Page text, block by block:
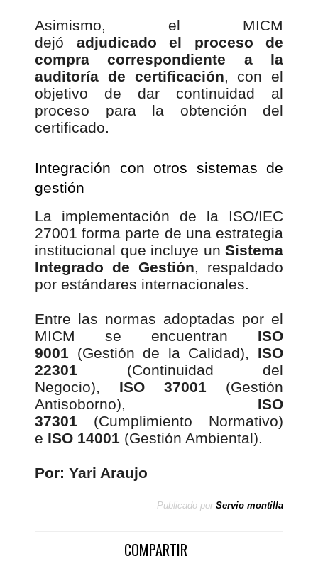
Asimismo, el MICM
dejó adjudicado el proceso de
compra correspondiente a la
auditoría de certificación, con el
objetivo de dar continuidad al
proceso para la obtención del
certificado.
Integración con otros sistemas de
gestión
La implementación de la ISO/IEC
27001 forma parte de una estrategia
institucional que incluye un Sistema
Integrado de Gestión, respaldado
por estándares internacionales.
Entre las normas adoptadas por el
MICM se encuentran ISO
9001 (Gestión de la Calidad), ISO
22301 (Continuidad del
Negocio), ISO 37001 (Gestión
Antisoborno), ISO
37301 (Cumplimiento Normativo)
e ISO 14001 (Gestión Ambiental).
Por: Yari Araujo
Publicado por Servio montilla
COMPARTIR